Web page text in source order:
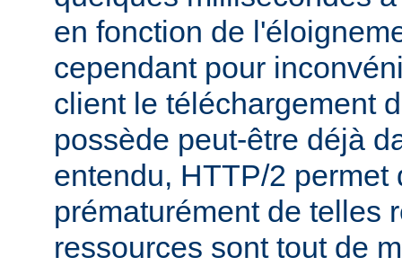
en fonction de
cependant pour
client le téléchargement
possède peut-être déjà
entendu, HTTP/2 permet
prématurément de telles
ressources sont tout de